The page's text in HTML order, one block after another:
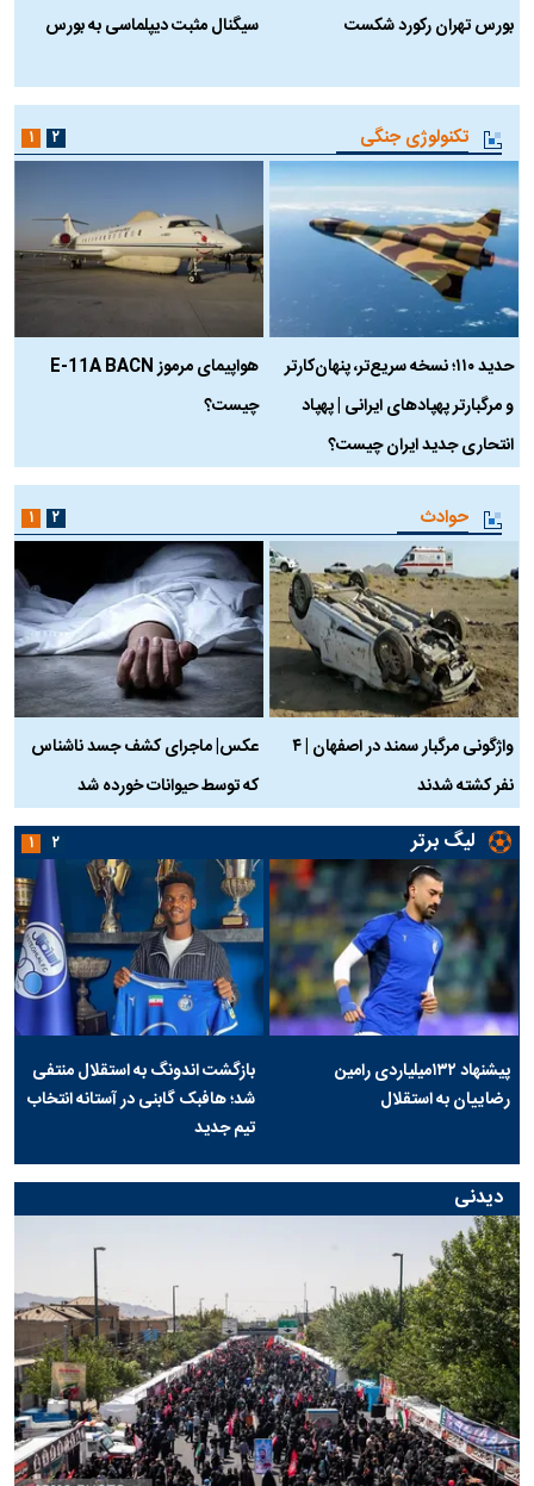
بورس تهران رکورد شکست
سیگنال مثبت دیپلماسی به بورس
تکنولوژی جنگی
حدید ۱۱۰؛ نسخه سریع‌تر، پنهان‌کارتر
و مرگبارتر پهپادهای ایرانی | پهپاد
انتحاری جدید ایران چیست؟
هواپیمای مرموز E-11A BACN
چیست؟
۱ ۲
حوادث
واژگونی مرگبار سمند در اصفهان | ۴
نفر کشته شدند
عکس| ماجرای کشف جسد ناشناس
که توسط حیوانات خورده شد
۱ ۲
لیگ برتر
پیشنهاد ۱۳۲میلیاردی رامین
رضاییان به استقلال
بازگشت اندونگ به استقلال منتفی
شد؛ هافبک گابنی در آستانه انتخاب
تیم جدید
۱ ۲
دیدنی